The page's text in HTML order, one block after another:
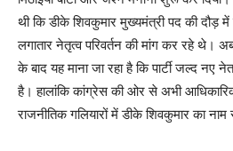
थी कि डीके शिवकुमार मुख्यमंत्री पद की
लगातार नेतृत्व परिवर्तन की मांग कर रहे थे।
के बाद यह माना जा रहा है कि पार्टी जल्द
है। हालांकि कांग्रेस की ओर से अभी
राजनीतिक गलियारों में डीके शिवकुमार का नाम